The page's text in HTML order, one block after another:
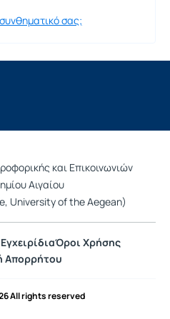
σας;
και Επικοινωνιών
Αιγαίου
University of the Aegean)
ΕγχειρίδιαΌροι Χρήσης
Απορρήτου
All rights reserved